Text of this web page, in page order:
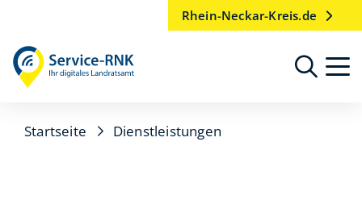
Rhein-Neckar-Kreis.de
Startseite Dienstleistungen